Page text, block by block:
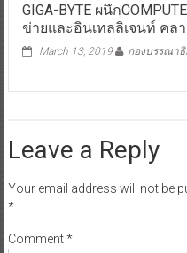
GIGA-BYTE ผนึก
ข่ายและอินเทลลิเจนท์ คล
March 13, 2019 กองบรรณาธิ
Leave a Reply
Your email address will not be
*
Comment*